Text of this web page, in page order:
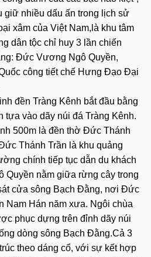
giữ nhiều dấu ấn trong lịch sử
xâm của Việt Nam,là khu tâm
dân tộc chỉ huy 3 lần chiến
Đức Vương Ngô Quyền,
công tiết chế Hưng Đạo Đại
đền Tràng Kênh bắt đầu bằng
tựa vào dãy núi đá Tràng Kênh.
500m là đền thờ Đức Thánh
Thánh Trần là khu quảng
chính tiếp tục dẫn du khách
nằm giữa rừng cây trong
cửa sông Bạch Đằng, nơi Đức
Nam Hán năm xưa. Ngôi chùa
phục dựng trên đỉnh dãy núi
dòng sông Bạch Đằng.Cả 3
theo dáng cổ, với sự kết hợp